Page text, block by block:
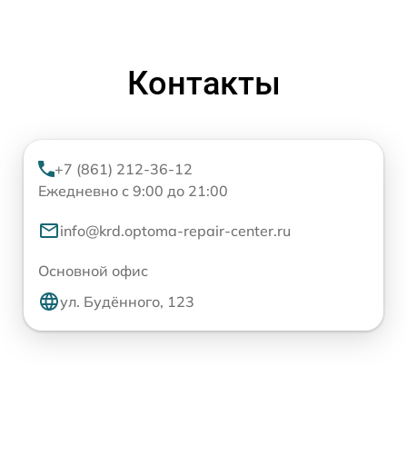
Контакты
+7 (861) 212-36-12
Ежедневно с 9:00 до 21:00
info@krd.optoma-repair-center.ru
Основной офис
ул. Будённого, 123